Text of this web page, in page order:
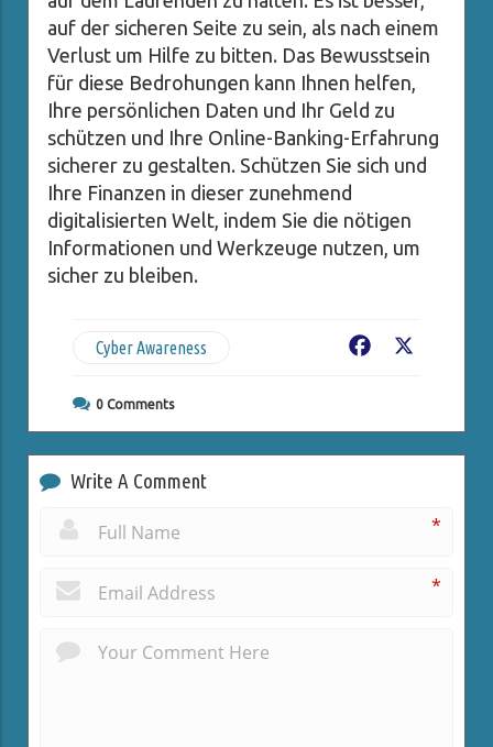
auf der sicheren Seite zu sein, als nach einem
Verlust um Hilfe zu bitten. Das Bewusstsein
für diese Bedrohungen kann Ihnen helfen,
Ihre persönlichen Daten und Ihr Geld zu
schützen und Ihre Online-Banking-Erfahrung
sicherer zu gestalten. Schützen Sie sich und
Ihre Finanzen in dieser zunehmend
digitalisierten Welt, indem Sie die nötigen
Informationen und Werkzeuge nutzen, um
sicher zu bleiben.
Cyber Awareness Facebook
0 Comments
Write A Comment
*
*